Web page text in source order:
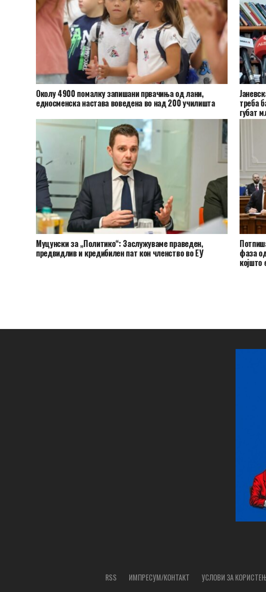
Околу 4900 помалку запишани првачиња од лани,
едносменска настава воведена во над 200 училишта треба
губат
Муцунски за „Политико“: Заслужуваме праведен,
предвидлив и кредибилен пат кон членство во ЕУ фаза
којшто
RSS ИМПРЕСУМ/КОНТАКТ УСЛОВИ ЗА